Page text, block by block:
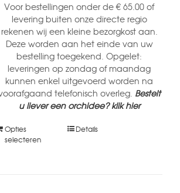
Voor bestellingen onder de € 65.00 of
levering buiten onze directe regio
rekenen wij een kleine bezorgkost aan.
Deze worden aan het einde van uw
bestelling toegekend. Opgelet:
leveringen op zondag of maandag
kunnen enkel uitgevoerd worden na
telefonisch overleg. Bestelt
u liever een orchidee? klik hier
Opties
selecteren
Details